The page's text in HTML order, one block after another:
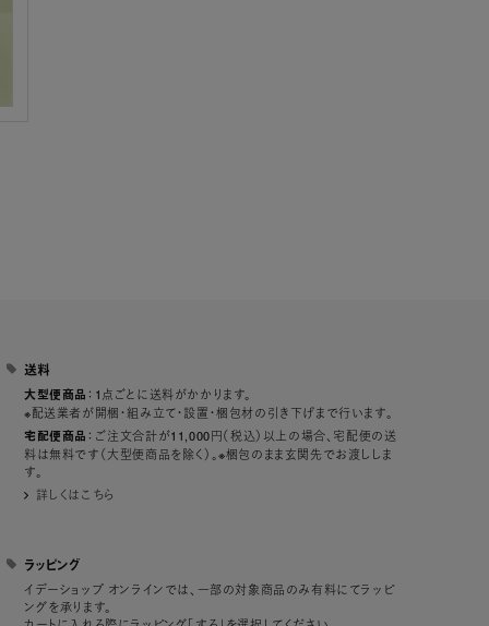
送料
大型便商品 ：1点ごとに送料がかかります。
※配送業者が開梱・組み立て・設置・梱包材の引き下げまで行います。
宅配便商品 ：ご注文合計が11,000円（税込）以上の場合、宅配便の送
料は無料です（大型便商品を除く）。※梱包のまま玄関先でお渡ししま
す。
詳しくはこちら
ラッピング
イデーショップ オンラインでは、一部の対象商品のみ有料にてラッピ
ングを承ります。